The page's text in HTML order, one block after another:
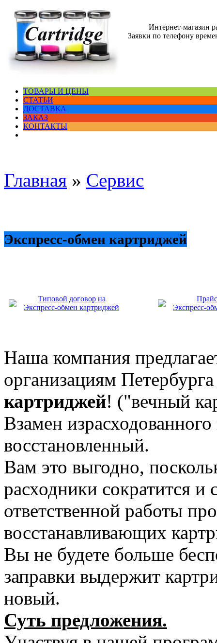
Интернет-магазин
Заявки по телефону
ТОВАРЫ И ЦЕНЫ
СТАТЬИ
ДОСТАВКА
ЗАКАЗ
КОНТАКТЫ
Главная » Сервис
Экспресс-обмен картриджей
Типовой договор на
Экспресс-обмен картриджей
Экспресс-
Наша компания
организациям
картриджей! ("вечный
Взамен
восстановленный.
Вам это выгодно,
расходники сократится и
ответственной работы
восстанавливающих
Вы не будете больше
заправки выдержит
новый.
Суть предложения.